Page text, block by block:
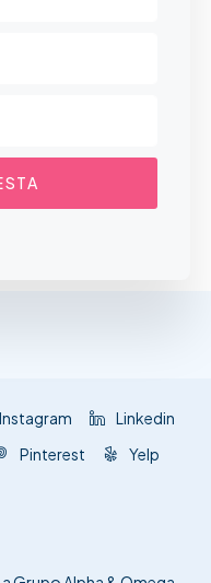
Instagram
Linkedin
Pinterest Yelp